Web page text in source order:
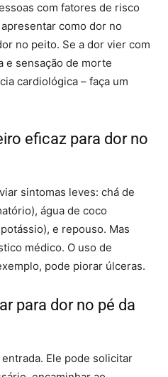
com fatores de risco
como dor no
no peito. Se a dor vier com
e sensação de morte
cardiológica – faça um
eficaz para dor no
sintomas leves: chá de
água de coco
e repouso. Mas
médico. O uso de
pode piorar úlceras.
para dor no pé da
Ele pode solicitar